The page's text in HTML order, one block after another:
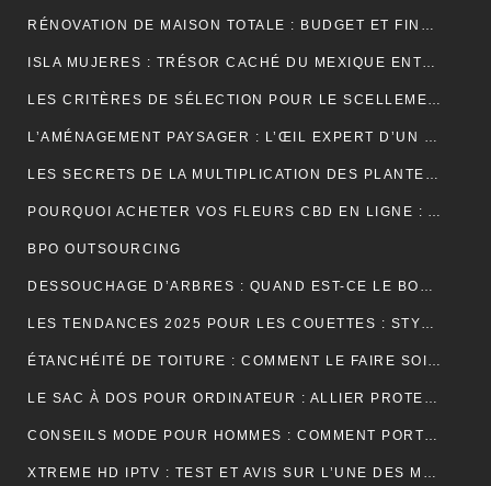
RÉNOVATION DE MAISON TOTALE : BUDGET ET FINANCEMENT
ISLA MUJERES : TRÉSOR CACHÉ DU MEXIQUE ENTRE PLAGES DE RÊVE ET AVENTURES TROPICALES
LES CRITÈRES DE SÉLECTION POUR LE SCELLEMENT DE TUILE DE RIVE
L’AMÉNAGEMENT PAYSAGER : L’ŒIL EXPERT D’UN JARDINIER
LES SECRETS DE LA MULTIPLICATION DES PLANTES PAR UN JARDINIER
POURQUOI ACHETER VOS FLEURS CBD EN LIGNE : AVANTAGES, BIENFAITS ET CONSEILS
BPO OUTSOURCING
DESSOUCHAGE D’ARBRES : QUAND EST-CE LE BON MOMENT POUR LE FAIRE ?
LES TENDANCES 2025 POUR LES COUETTES : STYLES, COULEURS ET MATÉRIAUX
ÉTANCHÉITÉ DE TOITURE : COMMENT LE FAIRE SOI-MÊME
LE SAC À DOS POUR ORDINATEUR : ALLIER PROTECTION, ORGANISATION ET ÉLÉGANCE AU QUOTIDIEN
CONSEILS MODE POUR HOMMES : COMMENT PORTER UN BIJOU MÉDAILLE AVEC STYLE ?
XTREME HD IPTV : TEST ET AVIS SUR L’UNE DES MEILLEURES OFFRES DU MARCHÉ